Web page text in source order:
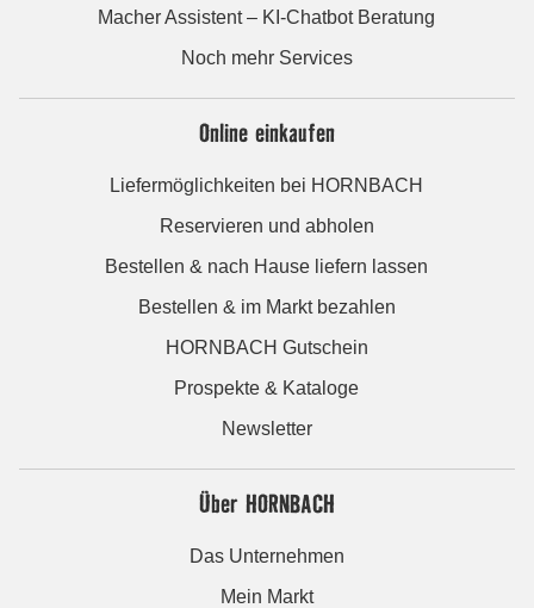
Macher Assistent – KI-Chatbot Beratung
Noch mehr Services
Online einkaufen
Liefermöglichkeiten bei HORNBACH
Reservieren und abholen
Bestellen & nach Hause liefern lassen
Bestellen & im Markt bezahlen
HORNBACH Gutschein
Prospekte & Kataloge
Newsletter
Über HORNBACH
Das Unternehmen
Mein Markt